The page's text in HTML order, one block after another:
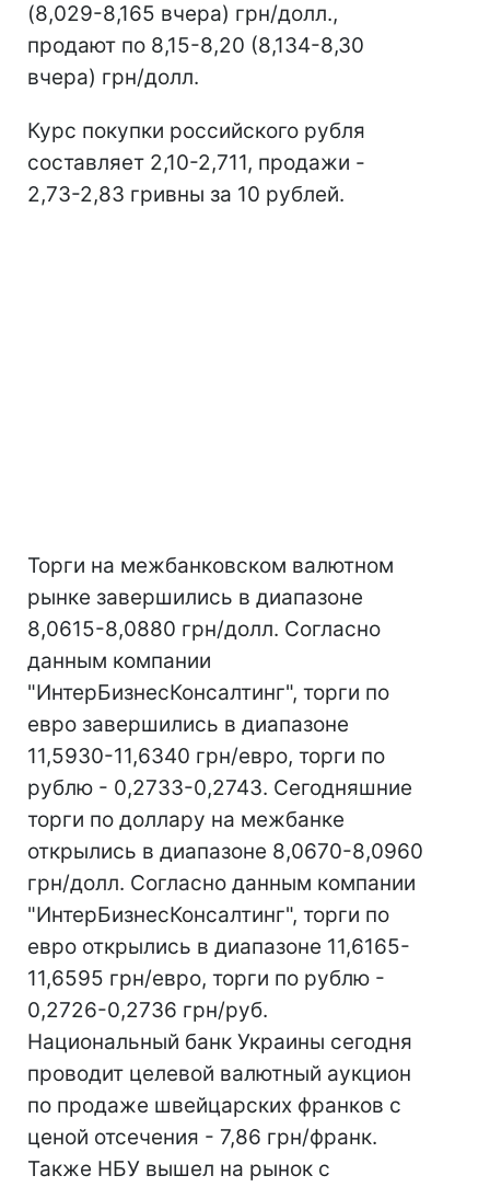
(8,029-8,165 вчера) грн/долл.,
продают по 8,15-8,20 (8,134-8,30
вчера) грн/долл.
Курс покупки российского рубля
составляет 2,10-2,711, продажи -
2,73-2,83 гривны за 10 рублей.
Торги на межбанковском валютном
рынке завершились в диапазоне
8,0615-8,0880 грн/долл. Согласно
данным компании
"ИнтерБизнесКонсалтинг", торги по
евро завершились в диапазоне
11,5930-11,6340 грн/евро, торги по
рублю - 0,2733-0,2743. Сегодняшние
торги по доллару на межбанке
открылись в диапазоне 8,0670-8,0960
грн/долл. Согласно данным компании
"ИнтерБизнесКонсалтинг", торги по
евро открылись в диапазоне 11,6165-
11,6595 грн/евро, торги по рублю -
0,2726-0,2736 грн/руб.
Национальный банк Украины сегодня
проводит целевой валютный аукцион
по продаже швейцарских франков с
ценой отсечения - 7,86 грн/франк.
Также НБУ вышел на рынок с